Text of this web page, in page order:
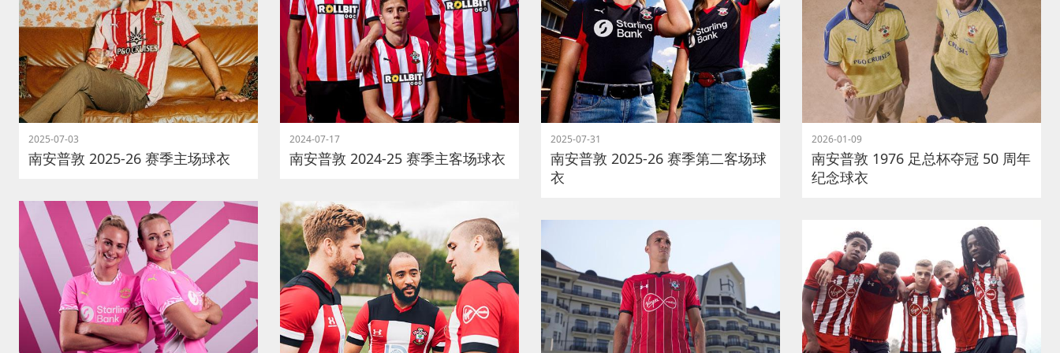
2025-07-03
南安普敦 2025-26 赛季主场球衣
2024-07-17
南安普敦 2024-25 赛季主客场球衣
2025-07-31
南安普敦 2025-26 赛季第二客场球
衣
2026-01-09
南安普敦 1976 足总杯夺冠 50 周年
纪念球衣